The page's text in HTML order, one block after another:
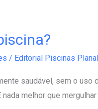
/ Editorial Piscinas
saudável, sem o
melhor que